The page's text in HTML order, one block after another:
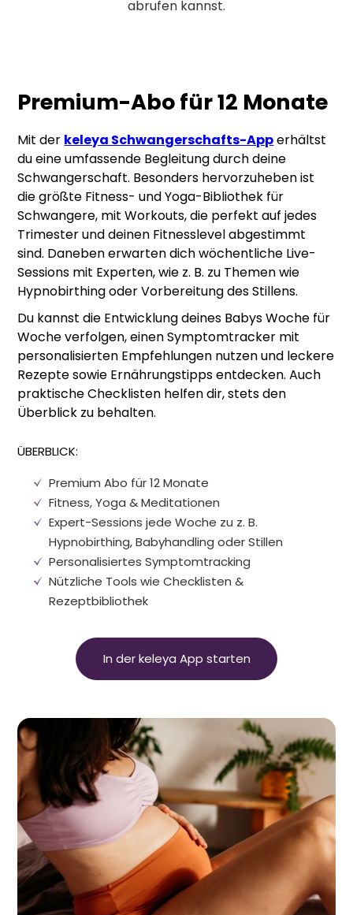
abrufen kannst.
Premium-Abo für 12 Monate
Mit der keleya Schwangerschafts-Apperhältst
du eine umfassende Begleitung durch deine
Schwangerschaft. Besonders hervorzuheben ist
die größte Fitness- und Yoga-Bibliothek für
Schwangere, mit Workouts, die perfekt auf jedes
Trimester und deinen Fitnesslevel abgestimmt
sind. Daneben erwarten dich wöchentliche Live-
Sessions mit Experten, wie z. B. zu Themen wie
Hypnobirthing oder Vorbereitung des Stillens.
Du kannst die Entwicklung deines Babys Woche für
Woche verfolgen, einen Symptomtracker mit
personalisierten Empfehlungen nutzen und leckere
Rezepte sowie Ernährungstipps entdecken. Auch
praktische Checklisten helfen dir, stets den
Überblick zu behalten.
ÜBERBLICK:
Premium Abo für 12 Monate
Fitness, Yoga&Meditationen
Expert-Sessions jede Woche zu z. B.
Hypnobirthing, Babyhandling oder Stillen
Personalisiertes Symptomtracking
Nützliche Tools wie Checklisten&
Rezeptbibliothek
In der keleya App starten